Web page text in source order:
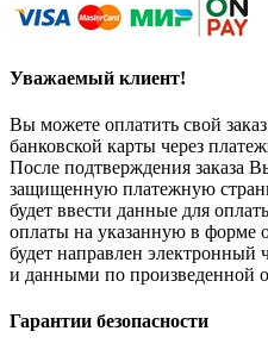
Уважаемый клиент!
Вы можете оплатить свой
банковской карты через
После подтверждения заказа
защищенную платежную
будет ввести данные для
оплаты на указанную в форме
будет направлен электронный
и данными по произведенной
Гарантии безопасности